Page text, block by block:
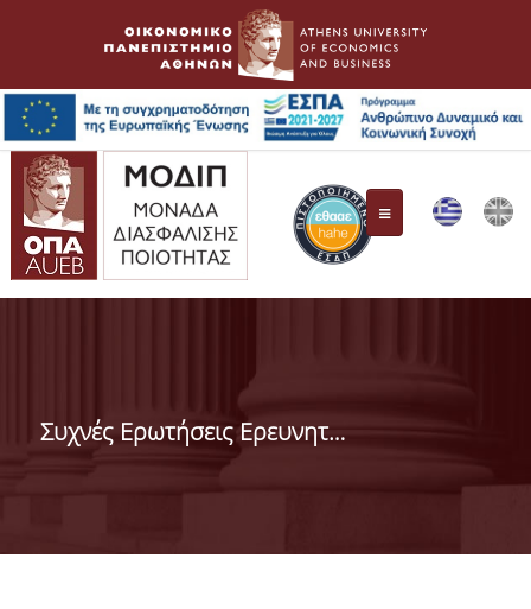
ΜΟ.ΔΙ.Π.
Όργανα Διασφάλισης Ποιότητας Συχνές Ερωτήσεις Ερευνητή/Διδάσκοντα